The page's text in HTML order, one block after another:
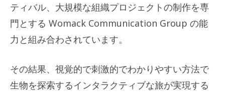
ティバル、大規模な組織プロジェクトの制作を専
門とする Womack Communication Group の能
力と組み合わされています。
その結果、視覚的で刺激的でわかりやすい方法で
生物を探索するインタラクティブな旅が実現する